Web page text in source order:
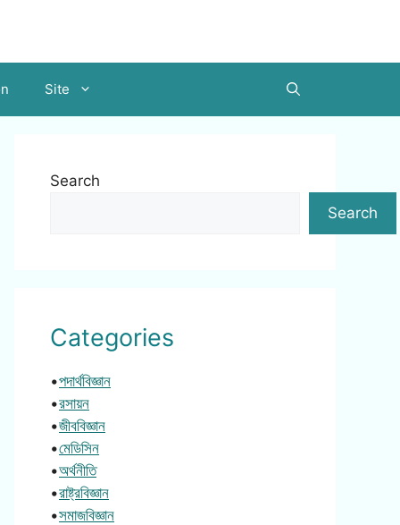
Site
Search
Search
Categories
•পদার্থবিজ্ঞান
•রসায়ন
•জীববিজ্ঞান
•মেডিসিন
•অর্থনীতি
•রাষ্ট্রবিজ্ঞান
•সমাজবিজ্ঞান